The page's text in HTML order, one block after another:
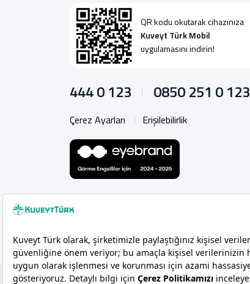
QR kodu okutarak cihazınıza
Kuveyt Türk Mobil
uygulamasını indirin!
444 0 123 0850 251 0 123
Çerez Ayarları Erişilebilirlik